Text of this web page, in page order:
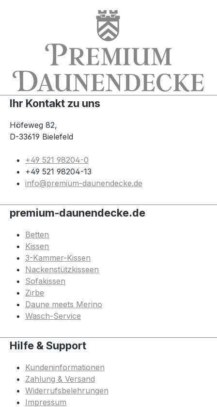
Ihr Kontakt zu uns
Höfeweg 82,
D-33619 Bielefeld
+49 521 98204-0
+49 521 98204-13
info@premium-daunendecke.de
premium-daunendecke.de
Betten
Kissen
3-Kammer-Kissen
Nackenstützkisseen
Sofakissen
Zirbe
Daune meets Merino
Wasch-Service
Hilfe & Support
Kundeninformationen
Zahlung & Versand
Widerrufsbelehrungen
Impressum